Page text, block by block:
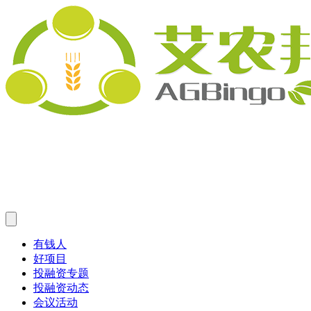
有钱人
好项目
投融资专题
投融资动态
会议活动